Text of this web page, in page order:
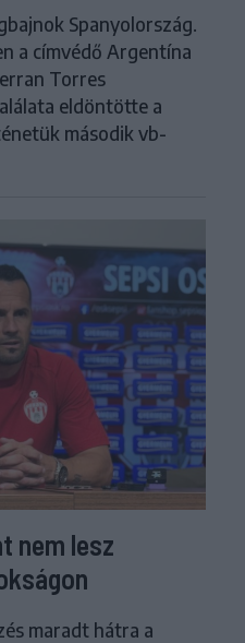
Spanyolország.
a címvédő Argentína
Torres
eldöntötte a
második vb-
nem lesz
maradt hátra a